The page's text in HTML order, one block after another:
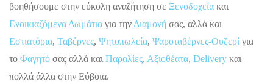
βοηθήσουμε στην εύκολη αναζήτηση σε Ξενοδοχεία και
Ενοικιαζόμενα Δωμάτια για την Διαμονή σας, αλλά και
Εστιατόρια, Ταβέρνες, Ψητοπωλεία, Ψαροταβέρνες-Ουζερί για
το Φαγητό σας αλλά και Παραλίες, Αξιοθέατα, Delivery και
πολλά άλλα στην Εύβοια.